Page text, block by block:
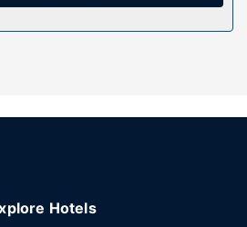
açık havuz dâhil dinlenme
servisi yapılmaktadır.
Hotels